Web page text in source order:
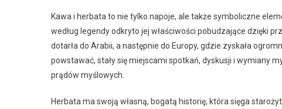
Kawa i herbata to nie tylko napoje, ale także symboliczne
według legendy odkryto jej właściwości pobudzające dzięki
dotarła do Arabii, a następnie do Europy, gdzie zyskała
powstawać, stały się miejscami spotkań, dyskusji i wymiany
prądów myślowych.
Herbata ma swoją własną, bogatą historię, która sięga